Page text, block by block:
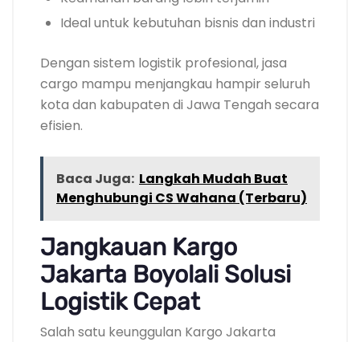
Ideal untuk kebutuhan bisnis dan industri
Dengan sistem logistik profesional, jasa
cargo mampu menjangkau hampir seluruh
kota dan kabupaten di Jawa Tengah secara
efisien.
Baca Juga: Langkah Mudah Buat
Menghubungi CS Wahana (Terbaru)
Jangkauan Kargo
Jakarta Boyolali Solusi
Logistik Cepat
Salah satu keunggulan Kargo Jakarta